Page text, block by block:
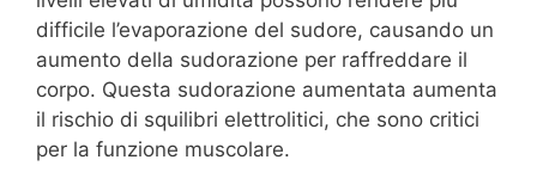
difficile l’evaporazione del sudore, causando un
aumento della sudorazione per raffreddare il
corpo. Questa sudorazione aumentata aumenta
il rischio di squilibri elettrolitici, che sono critici
per la funzione muscolare.